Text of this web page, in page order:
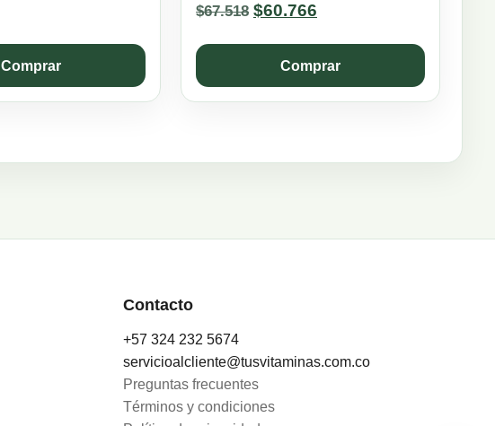
Comprar
$67.518 Original
was:
$67.518.
$60.766
is:
$60.766.
Comprar
Contacto
+57 324 232 5674
servicioalcliente@tusvitaminas.com.co
Preguntas frecuentes
Términos y condiciones